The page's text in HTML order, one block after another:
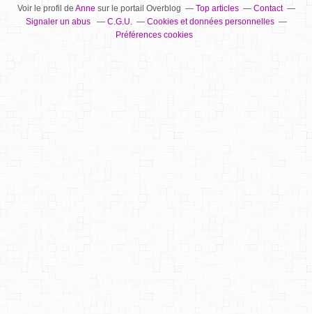
Voir le profil de Annesur le portail Overblog Top articles
Contact
Signaler un abus
C.G.U.
Cookies et données personnelles
Préférences cookies